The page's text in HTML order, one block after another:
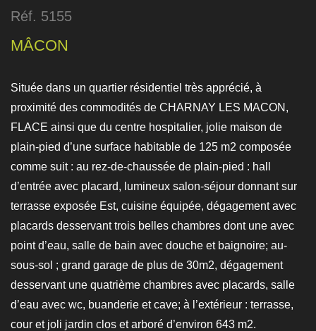
Réf. 5155
MÂCON
Située dans un quartier résidentiel très apprécié, à
proximité des commodités de CHARNAY LES MACON,
FLACE ainsi que du centre hospitalier, jolie maison de
plain-pied d’une surface habitable de 125 m2 composée
comme suit : au rez-de-chaussée de plain-pied : hall
d’entrée avec placard, lumineux salon-séjour donnant sur
terrasse exposée Est, cuisine équipée, dégagement avec
placards desservant trois belles chambres dont une avec
point d’eau, salle de bain avec douche et baignoire; au-
sous-sol ; grand garage de plus de 30m2, dégagement
desservant une quatrième chambres avec placards, salle
d’eau avec wc, buanderie et cave; à l’extérieur : terrasse,
cour et joli jardin clos et arboré d’environ 643 m2.